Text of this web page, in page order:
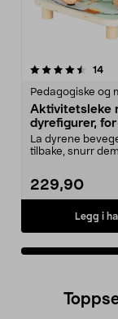
14
Pedagogiske og
Aktivitetsleke
dyrefigurer,
La dyrene
tilbake, snurr
229,90
Legg i
1.0av 5